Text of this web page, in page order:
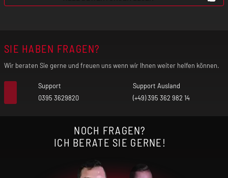
SIE HABEN FRAGEN?
Wir beraten Sie gerne und freuen uns wenn wir Ihnen weiter helfen können.
Support
0395 3629820
Support Ausland
(+49) 395 362 982 14
NOCH FRAGEN?
ICH BERATE SIE GERNE!